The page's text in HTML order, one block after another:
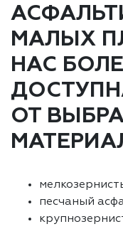
МАЛЫХ
НАС
ОТ
песчаный